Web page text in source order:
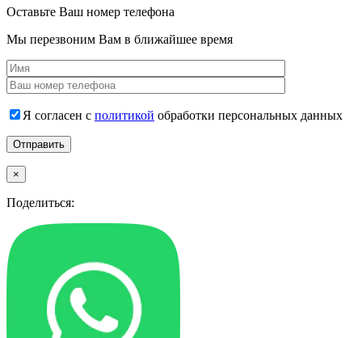
Оставьте Ваш номер телефона
Мы перезвоним Вам в ближайшее время
Я согласен с политикой обработки персональных данных
×
Поделиться: